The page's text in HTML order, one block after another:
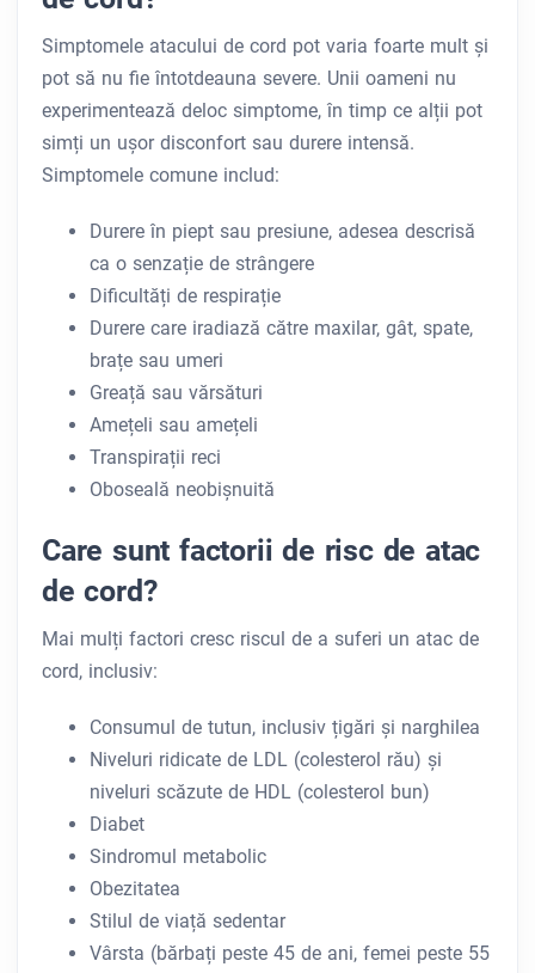
Simptomele atacului de cord pot varia foarte mult și
pot să nu fie întotdeauna severe. Unii oameni nu
experimentează deloc simptome, în timp ce alții pot
simți un ușor disconfort sau durere intensă.
Simptomele comune includ:
Durere în piept sau presiune, adesea descrisă
ca o senzație de strângere
Dificultăți de respirație
Durere care iradiază către maxilar, gât, spate,
brațe sau umeri
Greață sau vărsături
Amețeli sau amețeli
Transpirații reci
Oboseală neobișnuită
Care sunt factorii de risc de atac
de cord?
Mai mulți factori cresc riscul de a suferi un atac de
cord, inclusiv:
Consumul de tutun, inclusiv țigări și narghilea
Niveluri ridicate de LDL (colesterol rău) și
niveluri scăzute de HDL (colesterol bun)
Diabet
Sindromul metabolic
Obezitatea
Stilul de viață sedentar
Vârsta (bărbați peste 45 de ani, femei peste 55